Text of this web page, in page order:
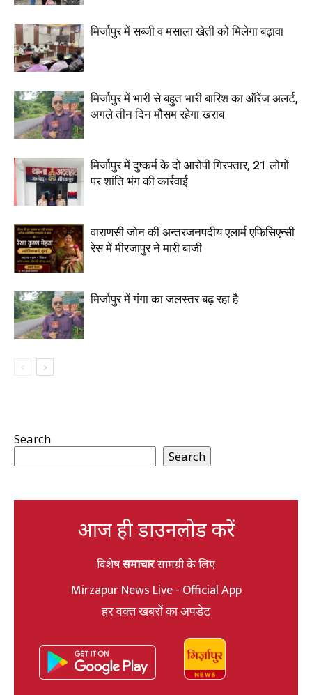
मिर्जापुर में सब्जी व मसाला खेती को मिलेगा बढ़ावा
मिर्जापुर में भारी से बहुत भारी बारिश का ऑरेंज अलर्ट,
अगले तीन दिन मौसम रहेगा खराब
मिर्जापुर में दुष्कर्म के दो आरोपी गिरफ्तार, 21 लोगों
पर शांति भंग की कार्रवाई
वाराणसी जोन की अन्तरजनपदीय एलार्म एफिसिएन्सी
रेस में मीरजापुर ने मारी बाजी
मिर्जापुर में गंगा का जलस्तर बढ़ रहा है
Search
Search
आज ही डाउनलोड करें
विशेषसमाचारसामग्री के लिए
Mirzapur News Live - Official App
हर वक्त खबरों का अपडेट